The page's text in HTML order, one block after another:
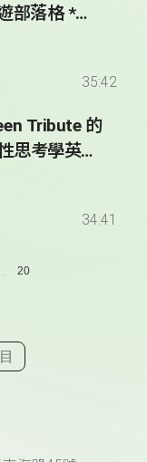
部落格 *
with
35:42
Tribute 的
思考學英文
Englist &
34:41
... 20
集